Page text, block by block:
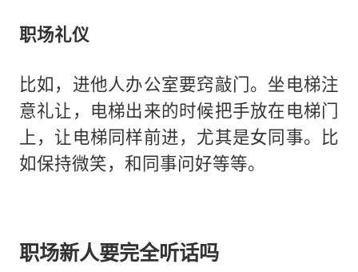
职场礼仪
比如，进他人办公室要窍敲门。坐电梯注
意礼让，电梯出来的时候把手放在电梯门
上，让电梯同样前进，尤其是女同事。比
如保持微笑，和同事问好等等。
职场新人要完全听话吗